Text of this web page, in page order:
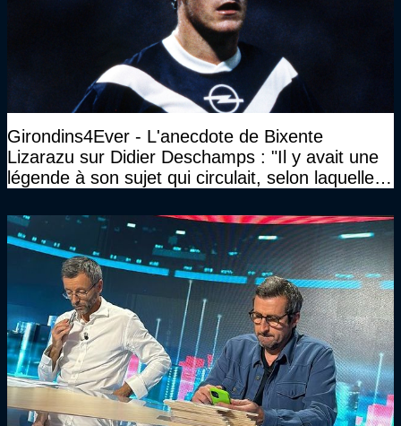
Girondins4Ever - L'anecdote de Bixente
Lizarazu sur Didier Deschamps : "Il y avait une
légende à son sujet qui circulait, selon laquelle il